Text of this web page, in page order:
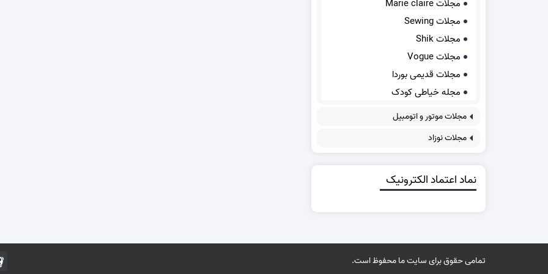
مجلات Marie claire
مجلات Sewing
مجلات Shik
مجلات Vogue
مجلات قدیمی بوردا
مجله خیاطی کودک
مجلات موتور و اتومبیل
مجلات نوزاد
نماد اعتماد الکترونیک
تمامی حقوق برای سایت ما محفوظ است.